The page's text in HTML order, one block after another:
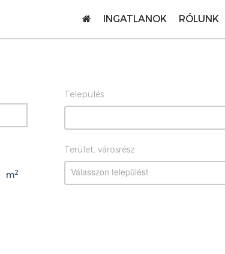
INGATLANOK RÓLUNK
Település
m2
Terület, városrész
Válasszon települést